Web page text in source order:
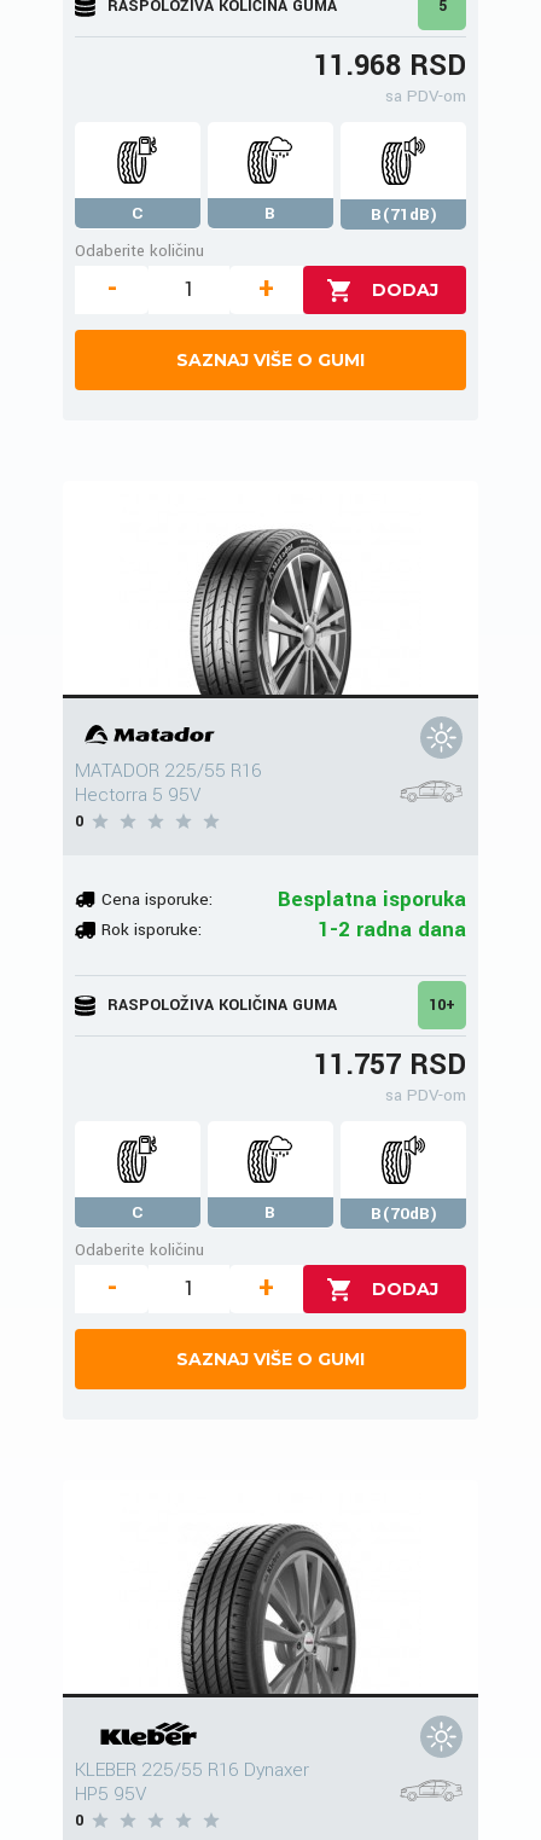
RASPOLOŽIVA KOLIČINA GUMA 5
11.968 RSD
sa PDV-om
C B
B(71dB)
Odaberite količinu
- +
SAZNAJ VIŠE O GUMI
MATADOR 225/55 R16
Hectorra 5 95V
0
Cena isporuke: Besplatna isporuka
Rok isporuke: 1-2 radna dana
RASPOLOŽIVA KOLIČINA GUMA 10+
11.757 RSD
sa PDV-om
C B
B(70dB)
Odaberite količinu
- +
SAZNAJ VIŠE O GUMI
KLEBER 225/55 R16 Dynaxer
HP5 95V
0